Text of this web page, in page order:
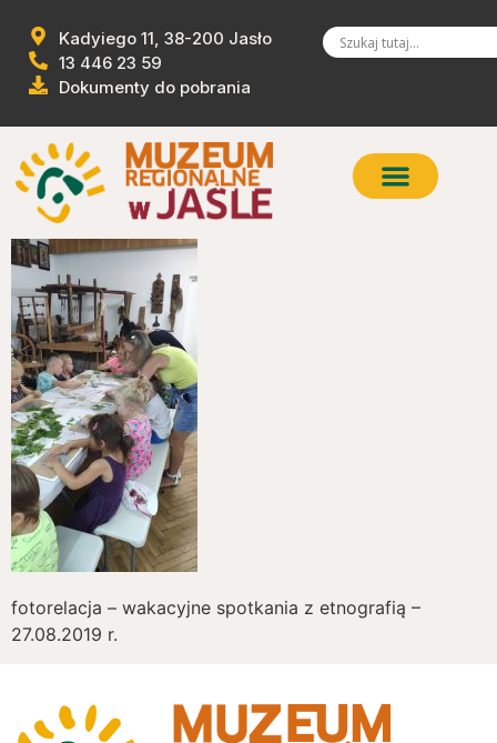
Kadyiego 11, 38-200 Jasło
13 446 23 59
Dokumenty do pobrania
fotorelacja – wakacyjne spotkania z etnografią –
27.08.2019 r.